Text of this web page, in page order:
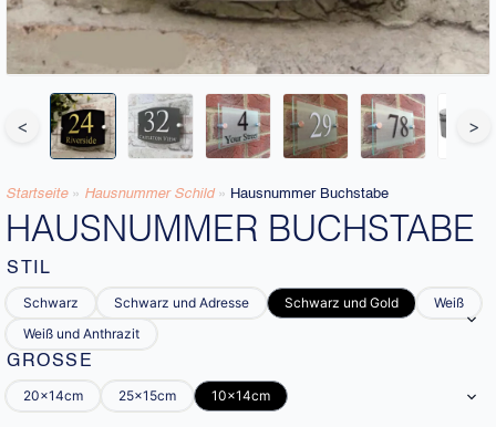
< >
Startseite » Hausnummer Schild » Hausnummer Buchstabe
HAUSNUMMER BUCHSTABE
STIL
Schwarz Schwarz und Adresse Schwarz und Gold
Weiß
Weiß und Anthrazit
GRÖSSE
20x14cm 25x15cm 10x14cm